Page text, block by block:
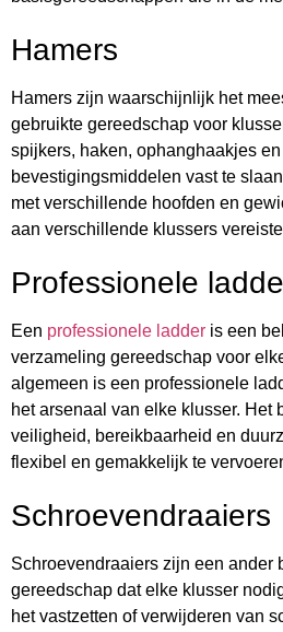
Hamers
Hamers zijn waarschijnlijk het
gebruikte gereedschap voor
spijkers, haken, ophanghaakjes
bevestigingsmiddelen vast te
met verschillende hoofden en
aan verschillende klussers
Professionele
Een professionele ladder is een
verzameling gereedschap voor
algemeen is een professionele
het arsenaal van elke klusser. Het
veiligheid, bereikbaarheid en
flexibel en gemakkelijk te
Schroevendraaiers
Schroevendraaiers zijn een ander
gereedschap dat elke klusser
het vastzetten of verwijderen van